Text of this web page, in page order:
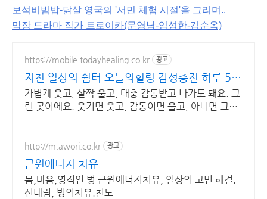
보석비빔밥-닭살 영국의 '서민 체험 시절'을 그리며..
막장 드라마 작가 트로이카(문영남-임성한-김순옥)
https://mobile.todayhealing.co.kr 광고
지친 일상의 쉼터 오늘의힐링 감성충전 하루 5분
힐링타임
가볍게 웃고, 살짝 울고, 대충 감동받고 나가도 돼요. 그
런 곳이에요. 웃기면 웃고, 감동이면 울고, 아니면 그냥
http://m.awori.co.kr 광고
근원에너지 치유
몸,마음,영적인 병 근원에너지치유, 일상의 고민 해결.
신내림, 빙의치유.천도